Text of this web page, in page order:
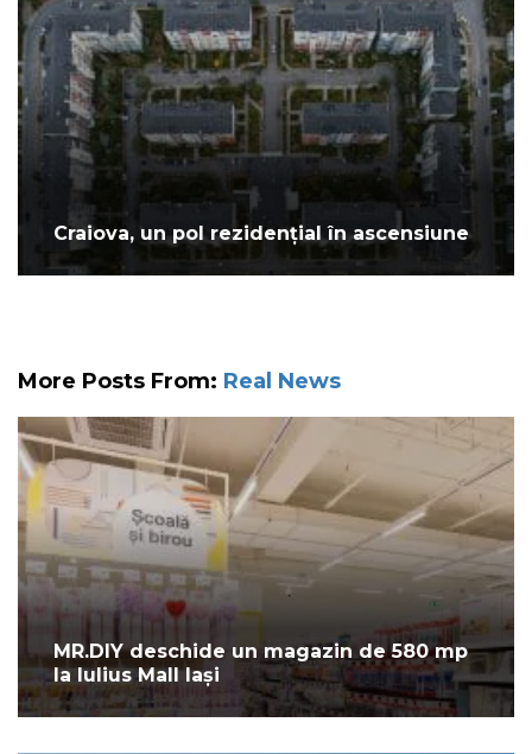
Craiova, un pol rezidențial în ascensiune
More Posts From: Real News
MR.DIY deschide un magazin de 580 mp
la Iulius Mall Iași